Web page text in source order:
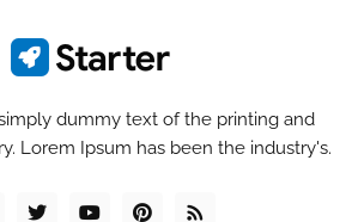
dummy text of the printing and
Lorem Ipsum has been the industry's.